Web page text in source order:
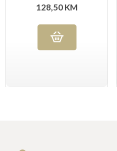
128,50KM